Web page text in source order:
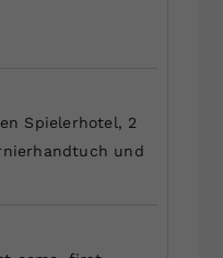
Spielerhotel, 2
und